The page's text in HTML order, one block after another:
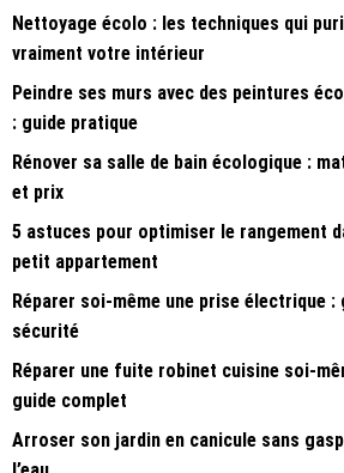
Nettoyage écolo : les techniques qui
vraiment votre intérieur
Peindre ses murs avec des peintures
: guide pratique
Rénover sa salle de bain écologique :
et prix
5 astuces pour optimiser le rangement
petit appartement
Réparer soi-même une prise électrique :
sécurité
Réparer une fuite robinet cuisine soi-
guide complet
Arroser son jardin en canicule sans